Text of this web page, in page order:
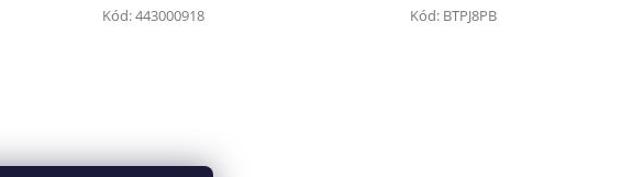
Kód:443000918 Kód: BTPJ8PB